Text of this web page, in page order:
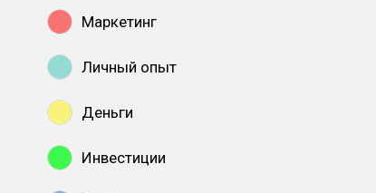
Маркетинг
Личный опыт
Деньги
Инвестиции